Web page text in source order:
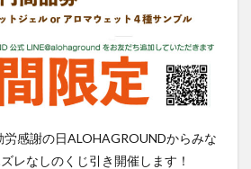
感謝の日ALOHAGROUNDからみな
レなしのくじ引き開催します！